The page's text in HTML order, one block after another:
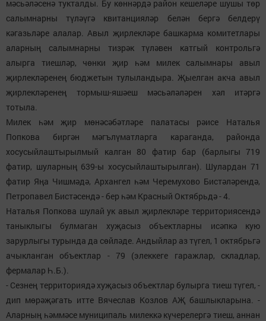
мәсьәләсенә тукталды. Бу көннәрдә район кешеләре шушы төр
салымнарны түләүгә квитанцияләр белән бергә белдерү
кәгазьләре алалар. Авыл җирлекләре башкарма комитетлары
аларның салымнарны тизрәк түләвен катгый контрольгә
алырга тиешләр, чөнки җир һәм милек салымнары авыл
җирлекләренең бюджетын тулыландыра. Җыелган акча авыл
җирлекләренең тормыш-яшәеш мәсьәләләрен хәл итәргә
тотыла.
Милек һәм җир мөнәсәбәтләре палатасы рәисе Наталья
Попкова биргән мәгълүматларга караганда, районда
хосусыйлаштырылмый калган 80 фатир бар (барлыгы 719
фатир, шуларның 639-ы хосусыйлаштырылган). Шулардан 71
фатир Яңа Чишмәдә, Архангел һәм Черемухово Бистәләрендә,
Петропавел Бистәсендә - бер һәм Красный Октябрьдә - 4.
Наталья Попкова шулай ук авыл җирлекләре территориясендә
таныклыгы булмаган хуҗасыз объектларны исәпкә кую
зарурлыгы турында да сөйләде. Андыйлар аз түгел, 1 октябрьгә
ачыкланган объектлар - 79 (элеккеге гаражлар, складлар,
фермалар Һ.Б.).
- Сезнең территориядә хуҗасыз объектлар булырга тиеш түгел, -
дип мөрәҗәгать итте Вячеслав Козлов АҖ башлыкларына. -
Аларның һәммәсе муниципаль милеккә күчерелергә тиеш, аннан